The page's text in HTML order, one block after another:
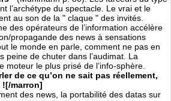
l’archétype du spectacle. Le vrai et le
au son de la " claque " des invités.
des opérateurs de l’information accélère
propagande des news à sensations
le monde en parle, comment ne pas en
peine de chuter dans l’audimat. La
moteur le plus prisé de l’info-sphère.
de ce qu’on ne sait pas réellement,
marron]
des news, la portabilité des datas sur